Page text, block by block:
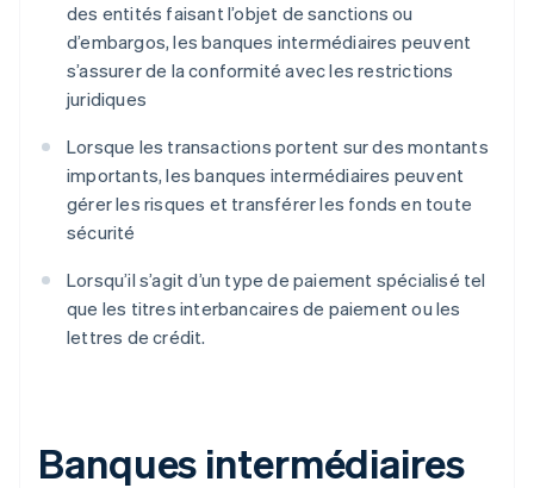
des entités faisant l’objet de sanctions ou
d’embargos, les banques intermédiaires peuvent
s’assurer de la conformité avec les restrictions
juridiques
Lorsque les transactions portent sur des montants
importants, les banques intermédiaires peuvent
gérer les risques et transférer les fonds en toute
sécurité
Lorsqu’il s’agit d’un type de paiement spécialisé tel
que les titres interbancaires de paiement ou les
lettres de crédit.
Banques intermédiaires